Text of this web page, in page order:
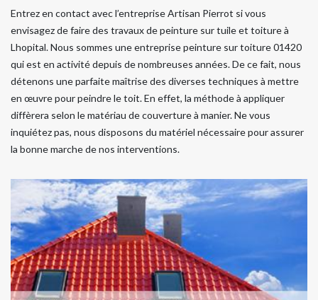
Entrez en contact avec l’entreprise Artisan Pierrot si vous
envisagez de faire des travaux de peinture sur tuile et toiture à
Lhopital. Nous sommes une entreprise peinture sur toiture 01420
qui est en activité depuis de nombreuses années. De ce fait, nous
détenons une parfaite maîtrise des diverses techniques à mettre
en œuvre pour peindre le toit. En effet, la méthode à appliquer
diffèrera selon le matériau de couverture à manier. Ne vous
inquiétez pas, nous disposons du matériel nécessaire pour assurer
la bonne marche de nos interventions.